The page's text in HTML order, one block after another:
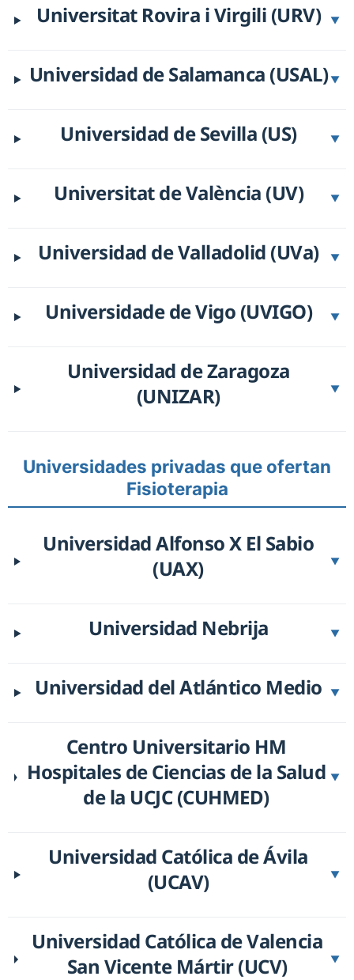
Universitat Rovira i Virgili (URV) ▼
Universidad de Salamanca (USAL)▼
Universidad de Sevilla (US) ▼
Universitat de València (UV) ▼
Universidad de Valladolid (UVa) ▼
Universidade de Vigo (UVIGO) ▼
Universidad de Zaragoza
(UNIZAR)
▼
Universidades privadas que ofertan
Fisioterapia
Universidad Alfonso X El Sabio
(UAX)
▼
Universidad Nebrija ▼
Universidad del Atlántico Medio ▼
Centro Universitario HM
Hospitales de Ciencias de la Salud
de la UCJC (CUHMED)
▼
Universidad Católica de Ávila
(UCAV)
▼
Universidad Católica de Valencia
San Vicente Mártir (UCV)
▼